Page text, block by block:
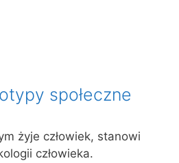
społeczne
żyje człowiek, stanowi
człowieka.